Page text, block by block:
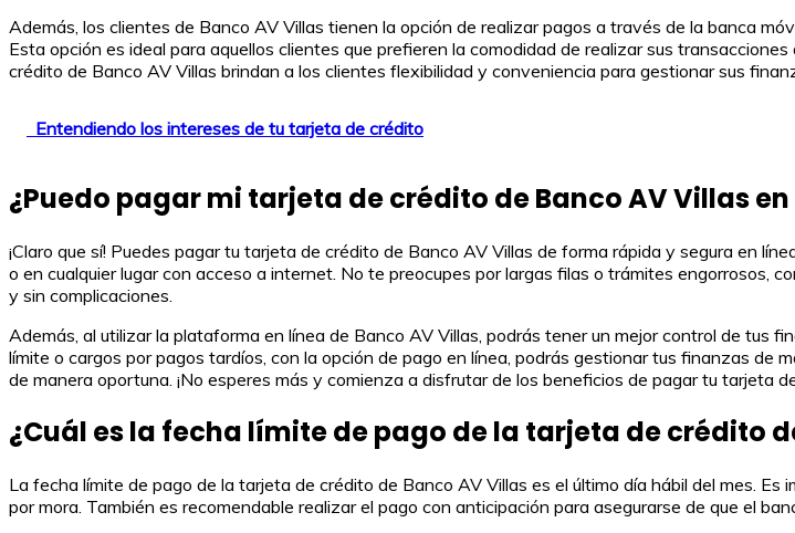
Además, los clientes de Banco AV Villas tienen la opción de realizar pagos a través de la banca
Esta opción es ideal para aquellos clientes que prefieren la comodidad de realizar sus
crédito de Banco AV Villas brindan a los clientes flexibilidad y conveniencia para gestionar sus
Entendiendo los intereses de tu tarjeta de crédito
¿Puedo pagar mi tarjeta de crédito de Banco AV Villas
¡Claro que sí! Puedes pagar tu tarjeta de crédito de Banco AV Villas de forma rápida y segura en
o en cualquier lugar con acceso a internet. No te preocupes por largas filas o trámites engorrosos,
y sin complicaciones.
Además, al utilizar la plataforma en línea de Banco AV Villas, podrás tener un mejor control de
límite o cargos por pagos tardíos, con la opción de pago en línea, podrás gestionar tus finanzas de
de manera oportuna. ¡No esperes más y comienza a disfrutar de los beneficios de pagar tu tarjeta
¿Cuál es la fecha límite de pago de la tarjeta de crédito
La fecha límite de pago de la tarjeta de crédito de Banco AV Villas es el último día hábil del mes.
por mora. También es recomendable realizar el pago con anticipación para asegurarse de que el